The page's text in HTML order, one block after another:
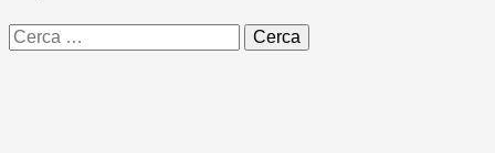
Ricerca
per: